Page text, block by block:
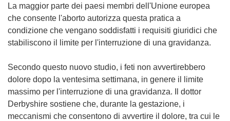
La maggior parte dei paesi membri dell'Unione europea
che consente l'aborto autorizza questa pratica a
condizione che vengano soddisfatti i requisiti giuridici che
stabiliscono il limite per l'interruzione di una gravidanza.
Secondo questo nuovo studio, i feti non avvertirebbero
dolore dopo la ventesima settimana, in genere il limite
massimo per l'interruzione di una gravidanza. Il dottor
Derbyshire sostiene che, durante la gestazione, i
meccanismi che consentono di avvertire il dolore, tra cui le